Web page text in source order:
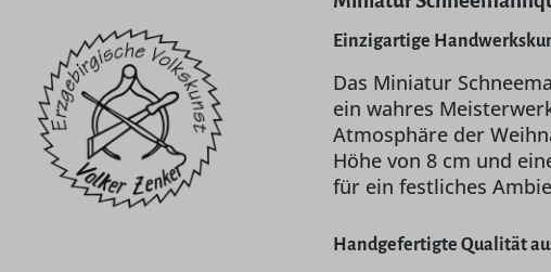
Einzigartige
Das Miniatur
ein wahres
Atmosphäre der
Höhe von 8 cm und
für ein festliches
Handgefertigte Qualität